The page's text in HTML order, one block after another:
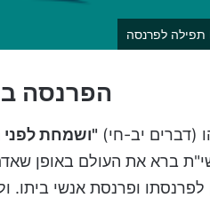
תפילה לפרנסה
הפרנסה
(דברים יב-חי) "ושמחת
ברא את העולם באופן שאדם
לפרנסתו ופרנסת אנשי ביתו.